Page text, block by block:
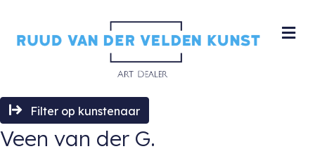
Filter op kunstenaar
Veen van der G.